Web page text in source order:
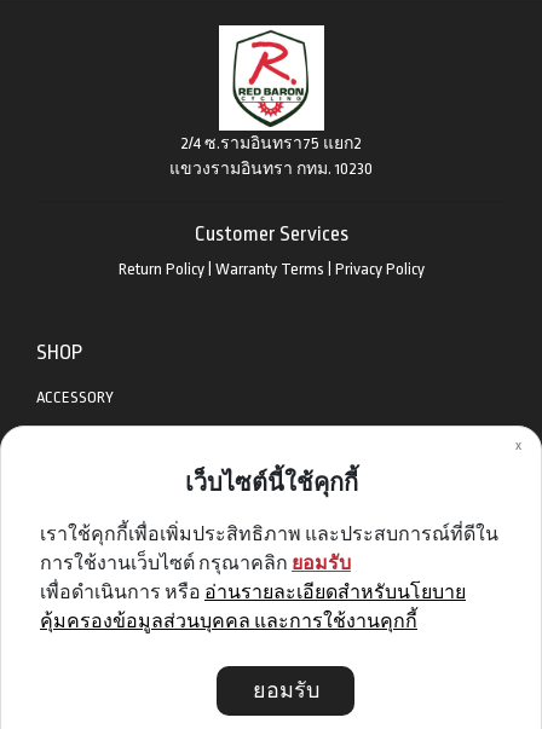
x
เว็บไซต์นี้ใช้คุกกี้
เราใช้คุกกี้เพื่อเพิ่มประสิทธิภาพ และประสบการณ์ที่ดีใน
การใช้งานเว็บไซต์ กรุณาคลิก ยอมรับ
เพื่อดำเนินการ หรือ อ่านรายละเอียดสำหรับนโยบาย
คุ้มครองข้อมูลส่วนบุคคล และการใช้งานคุกกี้
ยอมรับ
2/4 ซ.รามอินทรา75 แยก2
แขวงรามอินทรา กทม. 10230
Customer Services
Return Policy| Warranty Terms Privacy Policy
SHOP
ACCESSORY
DIABLO BIKE
GET SPECIAL DEAL & OFFERS
Sign me up